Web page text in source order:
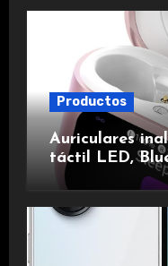
Productos
Auriculares
táctil LED,
de ruido,
duración.